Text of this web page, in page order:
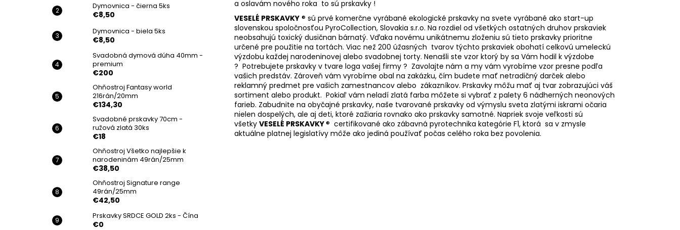
Dymovnica - čierna 5ks
€8,50
Dymovnica - biela 5ks
€8,50
Svadobná dymová dúha 40mm -
premium
€200
Ohňostroj Fantasy world
216rán/20mm
€134,30
Svadobné prskavky 70cm -
ružová zlatá 30ks
€18
Ohňostroj Všetko najlepšie k
narodeninám 49rán/25mm
€38,50
Ohňostroj Signature range
49rán/25mm
€42,50
Prskavky SRDCE GOLD 2ks - Čína
€0
a oslavám nového roka to sú prskavky !
VESELÉ PRSKAVKY ® sú prvé komerčne vyrábané ekologické prskavky na svete vyrábané ako start-up
slovenskou spoločnosťou PyroCollection, Slovakia s.r.o. Na rozdiel od všetkých ostatných druhov prskaviek
neobsahujú toxický dusičnan bárnatý. Vďaka novému unikátnemu zloženiu sú tieto prskavky prioritne
určené pre použitie na tortách. Viac než 200 úžasných tvarov týchto prskaviek obohatí celkovú umeleckú
výzdobu každej narodeninovej alebo svadobnej torty. Nenašli ste vzor ktorý by sa Vám hodil k výzdobe
? Potrebujete prskavky v tvare loga vašej firmy ? Zavolajte nám a my vám vyrobíme vzor presne podľa
vašich predstáv. Zároveň vám vyrobíme obal na zakázku, čím budete mať netradičný darček alebo
reklamný predmet pre vašich zamestnancov alebo zákazníkov. Prskavky môžu mať aj tvar zobrazujúci váš
sortiment alebo produkt. Pokiaľ vám neladí zlatá farba môžete si vybrať z palety 6 nádherných neonových
farieb. Zabudnite na obyčajné prskavky, naše tvarované prskavky od výmyslu sveta zlatými iskrami očaria
nielen dospelých, ale aj deti, ktoré zažiaria rovnako ako prskavky samotné. Napriek svoje veľkosti sú
všetky VESELÉ PRSKAVKY® certifikované ako zábavná pyrotechnika kategórie F1, ktorá sa v zmysle
aktuálne platnej legislatívy môže ako jediná používať počas celého roka bez povolenia.